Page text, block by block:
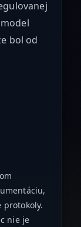
bol od
protokoly.
nie je